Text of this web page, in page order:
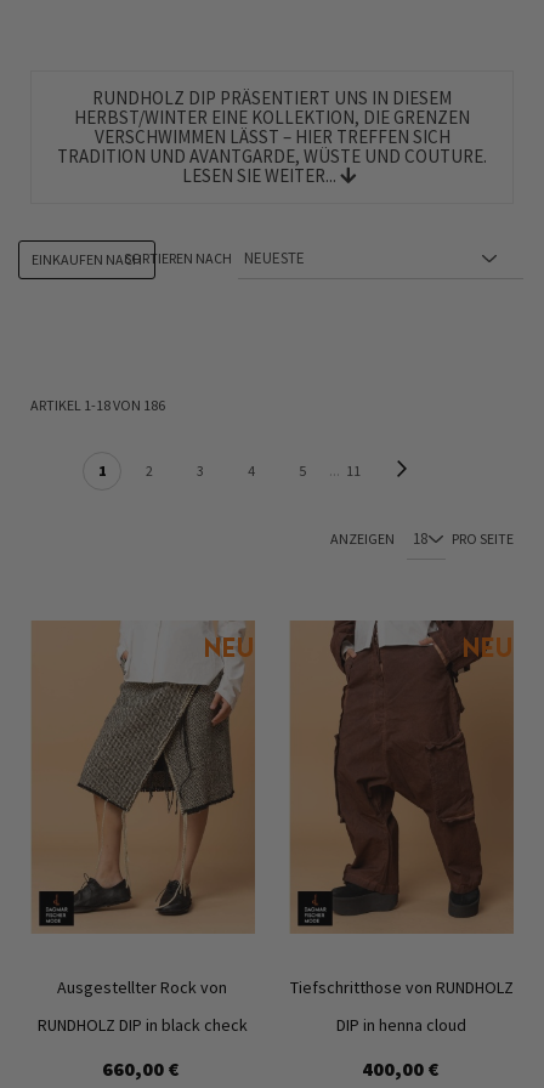
RUNDHOLZ DIP PRÄSENTIERT UNS IN DIESEM
HERBST/WINTER EINE KOLLEKTION, DIE GRENZEN
VERSCHWIMMEN LÄSST – HIER TREFFEN SICH
TRADITION UND AVANTGARDE, WÜSTE UND COUTURE.
LESEN SIE WEITER...
ARTIKEL 1-18VON 186
SORTIEREN NACH
Sie lesen gerade Seite
1 Seite
2 Seite
3 4 5 Seite
11
ANZEIGEN PRO SEITE
Ausgestellter Rock von
RUNDHOLZ DIP in black check
660,00 €
Tiefschritthose von RUNDHOLZ
DIP in henna cloud
400,00 €
EINKAUFEN NACH